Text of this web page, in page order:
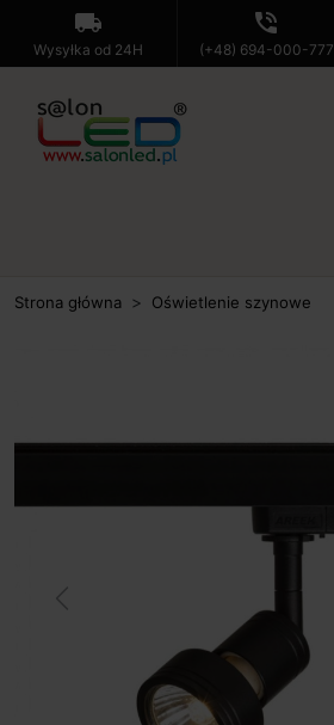
local_shipping
Wysyłka od 24H
phone_in_talk
(+48) 694-000-777
Strona główna Oświetlenie szynowe